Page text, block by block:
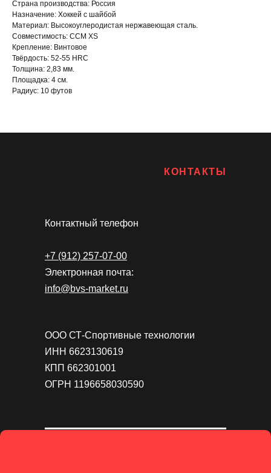
Страна производства: Россия
Назначение: Хоккей с шайбой
Материал: Высокоуглеродистая нержавеющая сталь.
Совместимость: CCM XS
Крепление: Винтовое
Твёрдость: 52-55 HRC
Толщина: 2,83 мм.
Площадка: 4 см.
Радиус: 10 футов
КОНТАКТЫ
Контактный телефон
+7 (912) 257-07-00
Электронная почта:
info@bvs-market.ru
ООО СТ-Спортивные технологии
ИНН 6623130619
КПП 662301001
ОГРН 1196658030590